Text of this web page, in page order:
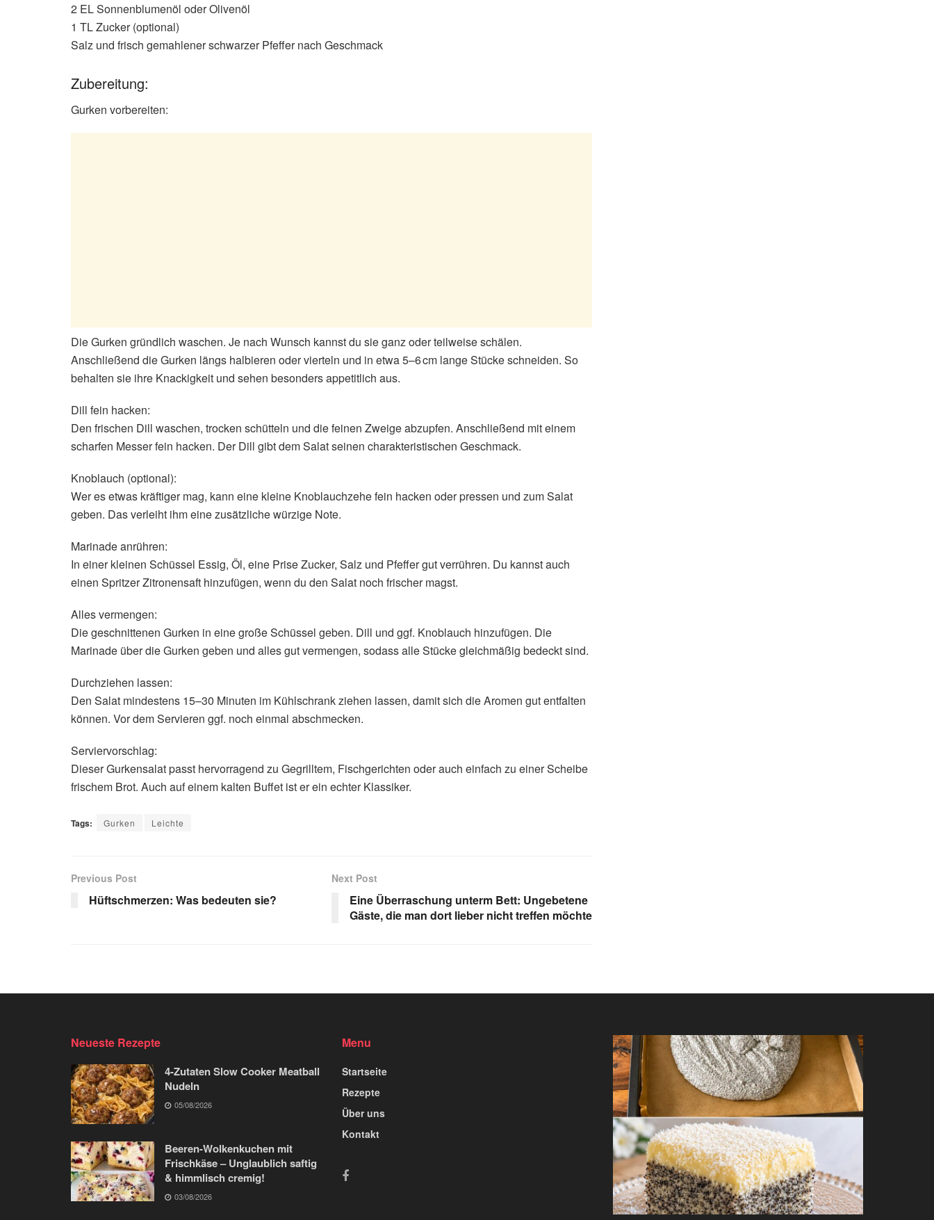
2 EL Sonnenblumenöl oder Olivenöl
1 TL Zucker (optional)
Salz und frisch gemahlener schwarzer Pfeffer nach Geschmack
Zubereitung:
Gurken vorbereiten:
Die Gurken gründlich waschen. Je nach Wunsch kannst du sie ganz oder teilweise schälen.
Anschließend die Gurken längs halbieren oder vierteln und in etwa 5–6 cm lange Stücke schneiden. So
behalten sie ihre Knackigkeit und sehen besonders appetitlich aus.
Dill fein hacken:
Den frischen Dill waschen, trocken schütteln und die feinen Zweige abzupfen. Anschließend mit einem
scharfen Messer fein hacken. Der Dill gibt dem Salat seinen charakteristischen Geschmack.
Knoblauch (optional):
Wer es etwas kräftiger mag, kann eine kleine Knoblauchzehe fein hacken oder pressen und zum Salat
geben. Das verleiht ihm eine zusätzliche würzige Note.
Marinade anrühren:
In einer kleinen Schüssel Essig, Öl, eine Prise Zucker, Salz und Pfeffer gut verrühren. Du kannst auch
einen Spritzer Zitronensaft hinzufügen, wenn du den Salat noch frischer magst.
Alles vermengen:
Die geschnittenen Gurken in eine große Schüssel geben. Dill und ggf. Knoblauch hinzufügen. Die
Marinade über die Gurken geben und alles gut vermengen, sodass alle Stücke gleichmäßig bedeckt sind.
Durchziehen lassen:
Den Salat mindestens 15–30 Minuten im Kühlschrank ziehen lassen, damit sich die Aromen gut entfalten
können. Vor dem Servieren ggf. noch einmal abschmecken.
Serviervorschlag:
Dieser Gurkensalat passt hervorragend zu Gegrilltem, Fischgerichten oder auch einfach zu einer Scheibe
frischem Brot. Auch auf einem kalten Buffet ist er ein echter Klassiker.
Tags: Gurken Leichte
Previous Post
Hüftschmerzen: Was bedeuten sie?
Next Post
Eine Überraschung unterm Bett: Ungebetene
Gäste, die man dort lieber nicht treffen möchte
Neueste Rezepte
4-Zutaten Slow Cooker Meatball
Nudeln
05/08/2026
Beeren-Wolkenkuchen mit
Frischkäse – Unglaublich saftig
& himmlisch cremig!
03/08/2026
Menu
Startseite
Rezepte
Über uns
Kontakt